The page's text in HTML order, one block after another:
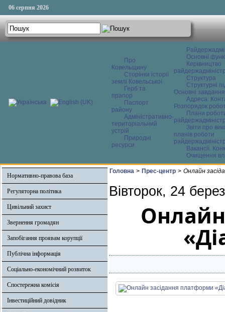
06 серпня 2026
Про
Ковельщину
Сторінки історії
землі Ковельської
Герб та
прапор
Паспорт
району
Адміністративно-
територіальний
устрій
Природні
ресурси
Основні
Керівництво
Структура
Структурні
Основні завдання
Адреса.
Розпорядок
Плани
Звіти про
планів роботи
Вакансії.
Очищення
Нормативно-правова база
Регуляторна політика
Цивільний захист
Звернення громадян
Запобігання проявам корупції
Публічна інформація
Соціально-економічний розвиток
Спостережна комісія
Інвестиційний довідник
Головна > Прес-центр > Онлайн
Вівторок, 24